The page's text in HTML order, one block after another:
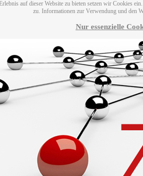
auf dieser Website zu bieten setzen wir Cookies
zu. Informationen zur Verwendung und den
Nur essenzielle